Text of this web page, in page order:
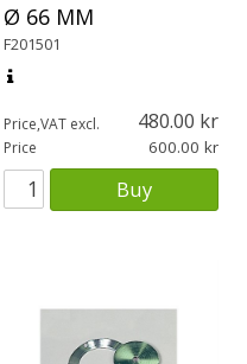
Ø 66 MM
F201501
Price,VAT excl. 480.00
Price 600.00
Buy